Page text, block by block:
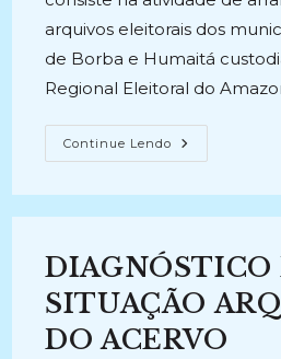
arquivos eleitorais dos
de Borba e Humaitá
Regional Eleitoral do
Continue Lendo ARRANJO
E
REGIONAL
ELEITORAL
–
TRE:
Comarca
De
DIAGNÓSTICO
SITUAÇÃO
DO ACERVO